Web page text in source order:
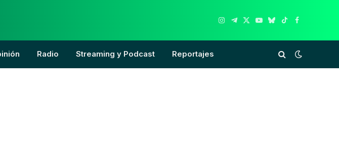
Instagram
Telegram
X
YouTube
Bluesky
TikTokFacebook
Radio Streaming y Podcast Reportajes